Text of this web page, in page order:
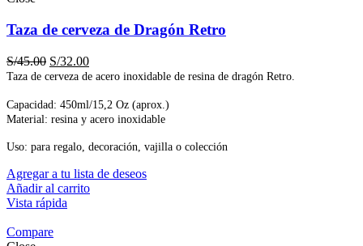
Taza de cerveza de Dragón Retro
S/45.00 El
precio
era:
S/45.00.
S/32.00El
precio
es:
S/32.00.
Taza de cerveza de acero inoxidable de resina de dragón Retro.
Capacidad: 450ml/15,2 Oz (aprox.)
Material: resina y acero inoxidable
Uso: para regalo, decoración, vajilla o colección
Agregar a tu lista de deseos
Añadir al carrito
Vista rápida
Compare